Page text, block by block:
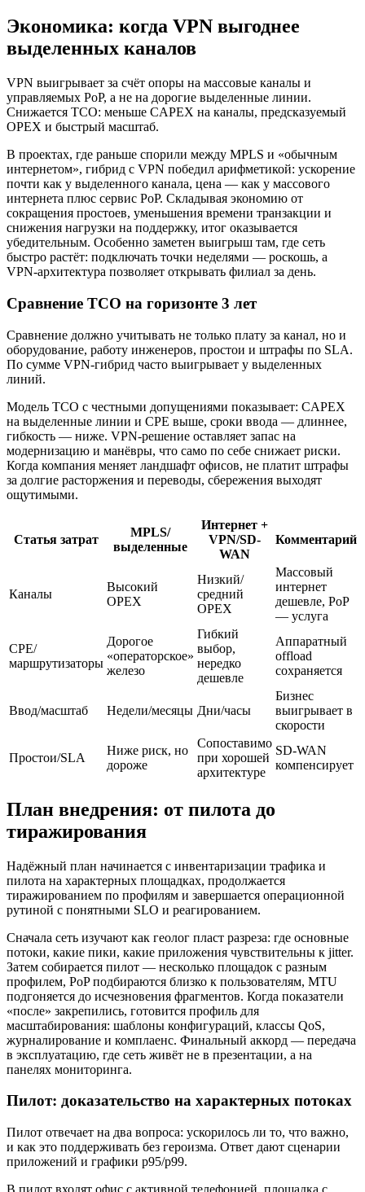
Экономика: когда VPN выгоднее
выделенных каналов
VPN выигрывает за счёт опоры на массовые каналы и
управляемых PoP, а не на дорогие выделенные линии.
Снижается TCO: меньше CAPEX на каналы, предсказуемый
OPEX и быстрый масштаб.
В проектах, где раньше спорили между MPLS и «обычным
интернетом», гибрид с VPN победил арифметикой: ускорение
почти как у выделенного канала, цена — как у массового
интернета плюс сервис PoP. Складывая экономию от
сокращения простоев, уменьшения времени транзакции и
снижения нагрузки на поддержку, итог оказывается
убедительным. Особенно заметен выигрыш там, где сеть
быстро растёт: подключать точки неделями — роскошь, а
VPN-архитектура позволяет открывать филиал за день.
Сравнение TCO на горизонте 3 лет
Сравнение должно учитывать не только плату за канал, но и
оборудование, работу инженеров, простои и штрафы по SLA.
По сумме VPN-гибрид часто выигрывает у выделенных
линий.
Модель TCO с честными допущениями показывает: CAPEX
на выделенные линии и CPE выше, сроки ввода — длиннее,
гибкость — ниже. VPN-решение оставляет запас на
модернизацию и манёвры, что само по себе снижает риски.
Когда компания меняет ландшафт офисов, не платит штрафы
за долгие расторжения и переводы, сбережения выходят
ощутимыми.
Статья затрат
MPLS/
выделенные
Интернет +
VPN/SD-
WAN
Комментарий
Каналы
Высокий
OPEX
Низкий/
средний
OPEX
Массовый
интернет
дешевле, PoP
— услуга
CPE/
маршрутизаторы
Дорогое
«операторское»
железо
Гибкий
выбор,
нередко
дешевле
Аппаратный
offload
сохраняется
Ввод/масштаб Недели/месяцы Дни/часы
Бизнес
выигрывает в
скорости
Простои/SLA
Ниже риск, но
дороже
Сопоставимо
при хорошей
архитектуре
SD-WAN
компенсирует
План внедрения: от пилота до
тиражирования
Надёжный план начинается с инвентаризации трафика и
пилота на характерных площадках, продолжается
тиражированием по профилям и завершается операционной
рутиной с понятными SLO и реагированием.
Сначала сеть изучают как геолог пласт разреза: где основные
потоки, какие пики, какие приложения чувствительны к jitter.
Затем собирается пилот — несколько площадок с разным
профилем, PoP подбираются близко к пользователям, MTU
подгоняется до исчезновения фрагментов. Когда показатели
«после» закрепились, готовится профиль для
масштабирования: шаблоны конфигураций, классы QoS,
журналирование и комплаенс. Финальный аккорд — передача
в эксплуатацию, где сеть живёт не в презентации, а на
панелях мониторинга.
Пилот: доказательство на характерных потоках
Пилот отвечает на два вопроса: ускорилось ли то, что важно,
и как это поддерживать без героизма. Ответ дают сценарии
приложений и графики p95/p99.
В пилот входят офис с активной телефонией, площадка с